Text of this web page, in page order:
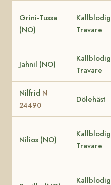
Grini-Tussa
(NO)
Kallblodig
Travare
Jahnil (NO)
Kallblodig
Travare
Nilfrid N
24490
Dölehäst
Nilios (NO)
Kallblodig
Travare
Kallblodig